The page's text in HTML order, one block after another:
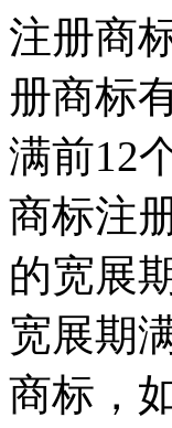
注册商
册商标
满前12
商标注
的宽展
宽展期
商标，